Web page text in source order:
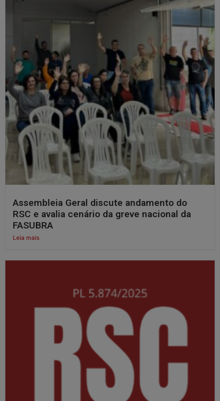
Assembleia Geral discute andamento do
RSC e avalia cenário da greve nacional da
FASUBRA
Leia mais